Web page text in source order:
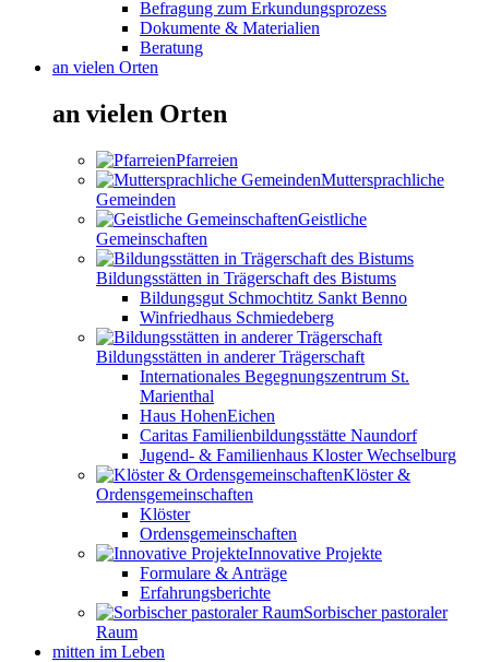
Befragung zum Erkundungsprozess
Dokumente & Materialien
Beratung
an vielen Orten
an vielen Orten
Pfarreien
Muttersprachliche
Gemeinden
Geistliche
Gemeinschaften
Bildungsstätten in Trägerschaft des Bistums
Bildungsgut Schmochtitz Sankt Benno
Winfriedhaus Schmiedeberg
Bildungsstätten in anderer Trägerschaft
Internationales Begegnungszentrum St.
Marienthal
Haus HohenEichen
Caritas Familienbildungsstätte Naundorf
Jugend- & Familienhaus Kloster Wechselburg
Klöster &
Ordensgemeinschaften
Klöster
Ordensgemeinschaften
Innovative Projekte
Formulare & Anträge
Erfahrungsberichte
Sorbischer pastoraler
Raum
mitten im Leben